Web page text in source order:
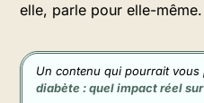
elle, parle pour elle-même.
Un contenu qui pourrait vous
diabète : quel impact réel